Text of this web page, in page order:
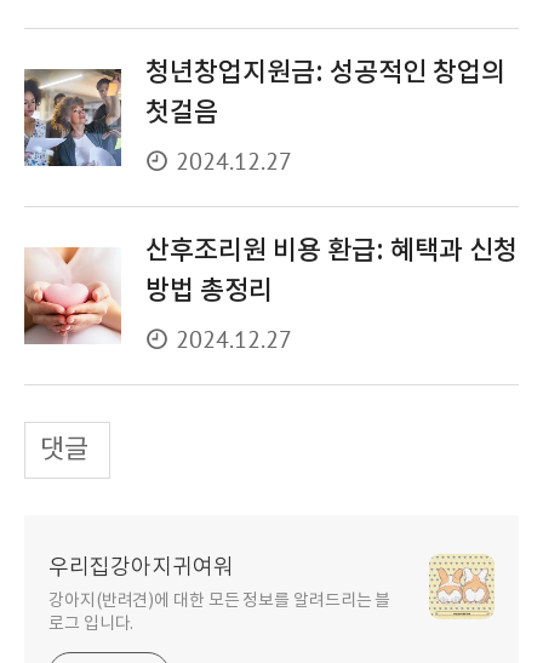
청년창업지원금: 성공적인 창업의
첫걸음
2024.12.27
산후조리원 비용 환급: 혜택과 신청
방법 총정리
2024.12.27
댓글
우리집강아지귀여워
강아지(반려견)에 대한 모든 정보를 알려드리는 블
로그 입니다.